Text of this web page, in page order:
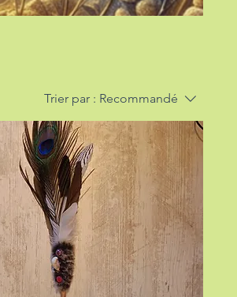
Trier par : Recommandé